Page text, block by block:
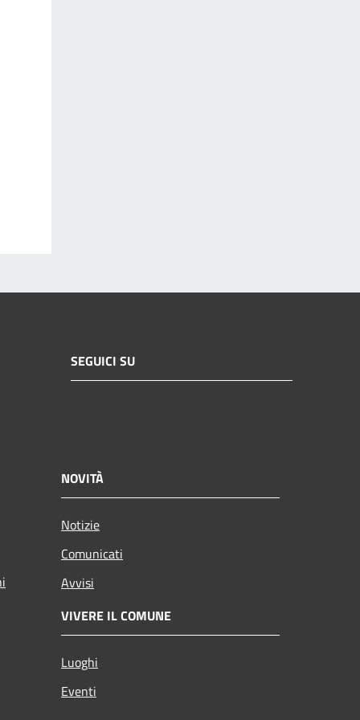
SEGUICI SU
NOVITÀ
Notizie
Comunicati
Avvisi
VIVERE IL COMUNE
Luoghi
Eventi